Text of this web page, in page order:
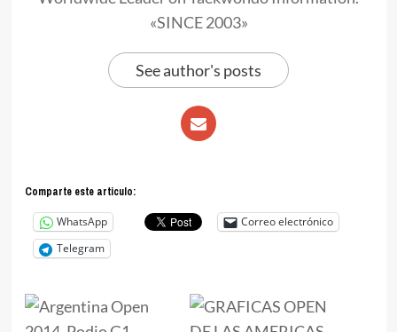
«SINCE 2003»
See author's posts
Comparte este articulo:
WhatsApp
Correo electrónico
Telegram